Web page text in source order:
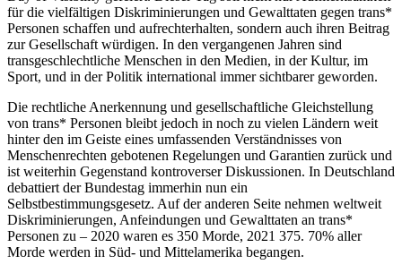
für die vielfältigen Diskriminierungen und Gewalttaten gegen trans*
Personen schaffen und aufrechterhalten, sondern auch ihren Beitrag
zur Gesellschaft würdigen. In den vergangenen Jahren sind
transgeschlechtliche Menschen in den Medien, in der Kultur, im
Sport, und in der Politik international immer sichtbarer geworden.
Die rechtliche Anerkennung und gesellschaftliche Gleichstellung
von trans* Personen bleibt jedoch in noch zu vielen Ländern weit
hinter den im Geiste eines umfassenden Verständnisses von
Menschenrechten gebotenen Regelungen und Garantien zurück und
ist weiterhin Gegenstand kontroverser Diskussionen. In Deutschland
debattiert der Bundestag immerhin nun ein
Selbstbestimmungsgesetz. Auf der anderen Seite nehmen weltweit
Diskriminierungen, Anfeindungen und Gewalttaten an trans*
Personen zu – 2020 waren es 350 Morde, 2021 375. 70% aller
Morde werden in Süd- und Mittelamerika begangen.